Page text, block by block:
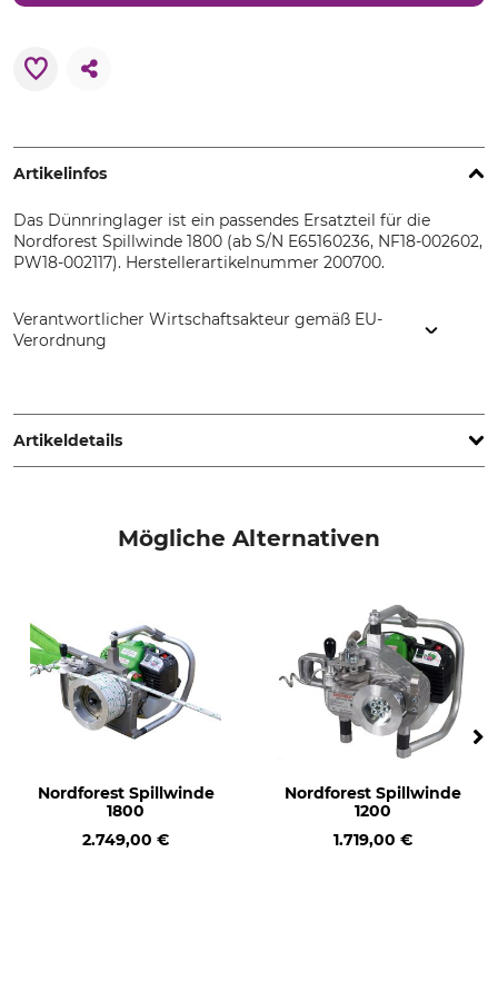
Artikelinfos
Das Dünnringlager ist ein passendes Ersatzteil für die
Nordforest Spillwinde 1800 (ab S/N E65160236, NF18-002602,
PW18-002117). Herstellerartikelnummer 200700.
Verantwortlicher Wirtschaftsakteur gemäß EU-
Verordnung
Wolfenbüttel, Germany, www.eder-maschinenbau.de
Artikeldetails
Mögliche Alternativen
Nordforest Spillwinde
1800
2.749,00 €
Nordforest Spillwinde
1200
1.719,00 €